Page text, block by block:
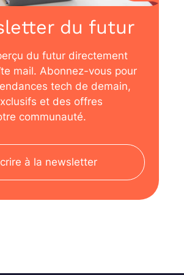
du futur
du futur directement
mail. Abonnez-vous pour
tech de demain,
et des offres
communauté.
à la newsletter